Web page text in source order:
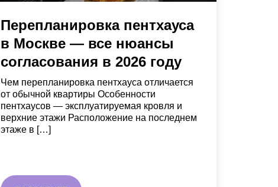
Перепланировка пентхауса
в Москве — все нюансы
согласования в 2026 году
Чем перепланировка пентхауса отличается
от обычной квартиры Особенности
пентхаусов — эксплуатируемая кровля и
верхние этажи Расположение на последнем
этаже в […]